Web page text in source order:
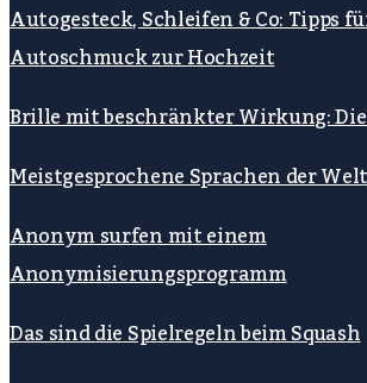
Autogesteck, Schleifen & Co: Tipps
Autoschmuck zur Hochzeit
Brille mit beschränkter Wirkung:
Meistgesprochene Sprachen der
Anonym surfen mit einem
Anonymisierungsprogramm
Das sind die Spielregeln beim Squash